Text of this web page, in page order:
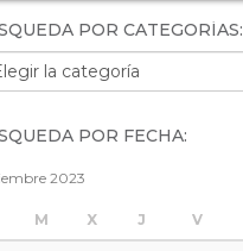
POR CATEGORÍAS:
por categorías:
POR FECHA:
2023
M X J V